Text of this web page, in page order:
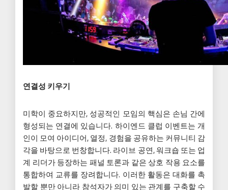
연결성 키우기
미학이 중요하지만, 성공적인 모임의 핵심은 손님 간에
형성되는 연결에 있습니다. 하이엔드 클럽 이벤트는 개
인이 모여 아이디어, 열정, 경험을 공유하는 커뮤니티 감
각을 바탕으로 번창합니다. 라이브 공연, 워크숍 또는 업
계 리더가 등장하는 패널 토론과 같은 상호 작용 요소를
통합하여 교류를 장려합니다. 이러한 활동은 대화를 촉
발할 뿐만 아니라 참석자가 의미 있는 관계를 구축할 수